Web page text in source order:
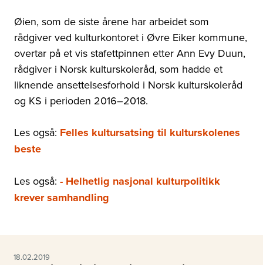
Øien, som de siste årene har arbeidet som
rådgiver ved kulturkontoret i Øvre Eiker kommune,
overtar på et vis stafettpinnen etter Ann Evy Duun,
rådgiver i Norsk kulturskoleråd, som hadde et
liknende ansettelsesforhold i Norsk kulturskoleråd
og KS i perioden 2016–2018.
Les også: Felles kultursatsing til kulturskolenes
beste
Les også: - Helhetlig nasjonal kulturpolitikk
krever samhandling
18.02.2019